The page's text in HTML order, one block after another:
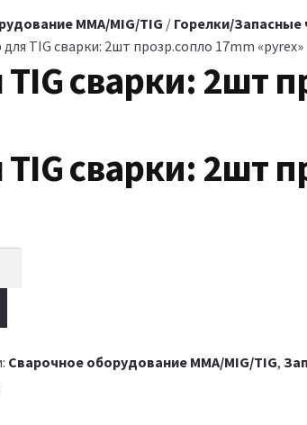
MMA/MIG/TIG / Горелки/Запасные
TIG сварки: 2шт прозр.сопло 17mm «pyrex»
сварки: 2шт
сварки: 2шт
Сварочное оборудование MMA/MIG/TIG,